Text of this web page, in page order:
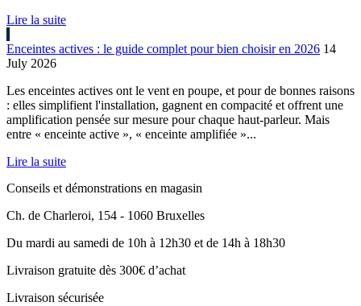
Lire la suite
Enceintes actives : le guide complet pour bien choisir en 2026 14
July 2026
Les enceintes actives ont le vent en poupe, et pour de bonnes raisons
: elles simplifient l'installation, gagnent en compacité et offrent une
amplification pensée sur mesure pour chaque haut-parleur. Mais
entre « enceinte active », « enceinte amplifiée »...
Lire la suite
Conseils et démonstrations en magasin
Ch. de Charleroi, 154 - 1060 Bruxelles
Du mardi au samedi de 10h à 12h30 et de 14h à 18h30
Livraison gratuite dès 300€ d’achat
Livraison sécurisée